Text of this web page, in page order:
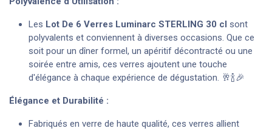
Les Lot De 6 Verres Luminarc STERLING 30 cl sont
polyvalents et conviennent à diverses occasions. Que ce
soit pour un dîner formel, un apéritif décontracté ou une
soirée entre amis, ces verres ajoutent une touche
d'élégance à chaque expérience de dégustation. 🥂🍾🎉
Élégance et Durabilité :
Fabriqués en verre de haute qualité, ces verres allient